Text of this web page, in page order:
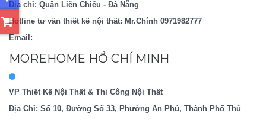
Địa chỉ: Quận Liên Chiểu - Đà Nẵng
Hotline tư vấn thiết kế nội thất: Mr.Chính 0971982777
Email:
MOREHOME HỒ CHÍ MINH
VP Thiết Kế Nội Thất & Thi Công Nội Thất
Địa Chỉ: Số 10, Đường Số 33, Phường An Phú, Thành Phố Thủ